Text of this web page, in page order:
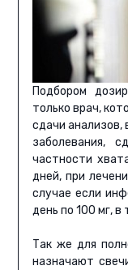
Подбором
только врач,
сдачи анализов,
заболевания,
частности
дней, при
случае если
день по 100 мг, в
Так же для
назначают